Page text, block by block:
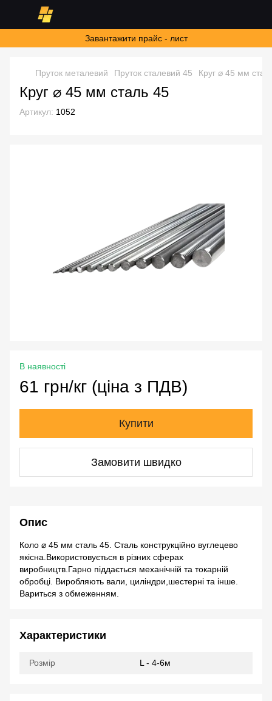
Завантажити прайс - лист
Пруток металевий Пруток сталевий 45 Круг ⌀ 45 мм
Круг ⌀ 45 мм сталь 45
Артикул: 1052
В наявності
61 грн/кг (ціна з ПДВ)
Купити
Замовити швидко
Опис
Коло ⌀ 45 мм сталь 45. Сталь конструкційно вуглецево
якісна.Використовується в різних сферах
виробництв.Гарно піддається механічній та токарній
обробці. Виробляють вали, циліндри,шестерні та інше.
Вариться з обмеженням.
Характеристики
Розмір L - 4-6м